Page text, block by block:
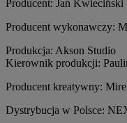
Producent: Jan Kwieciński
Producent wykonawczy:
Produkcja: Akson Studio
Kierownik produkcji:
Producent kreatywny:
Dystrybucja w Polsce: